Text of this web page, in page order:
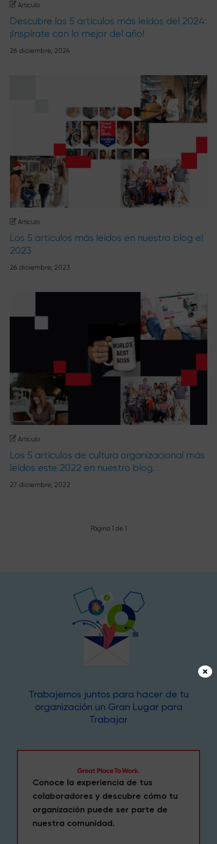
Artículo
Descubre los 5 artículos más leídos del 2024:
¡Inspírate con lo mejor del año!
26 diciembre, 2024
Artículo
Los 5 artículos más leídos en nuestro blog el
2023
26 diciembre, 2023
Artículo
Los 5 artículos de cultura organizacional más
leídos este 2022 en nuestro blog.
27 diciembre, 2022
Página 1 de 1
Trabajemos juntos para hacer de tu
organización un Gran Lugar para
Trabajar
Conoce la experiencia de tus
colaboradores y descubre cómo tu
organización puede ser parte de
nuestra comunidad.